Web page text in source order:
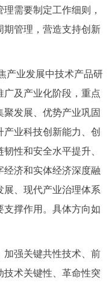
需要制定工作细则，
期管理，营造支持创新
业发展中技术产品研
广及产业化阶段，重点
发展、优势产业巩固
业科技创新能力、创
性和安全水平提升、
经济和实体经济深度融
展、现代产业治理体系
支撑作用。具体方向如
强关键共性技术、前
技术关键性、革命性突